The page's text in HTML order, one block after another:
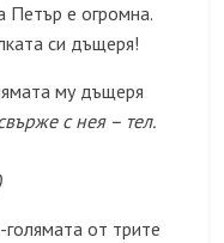
Петър е огромна.
си дъщеря!
му дъщеря
с нея – тел.
от трите